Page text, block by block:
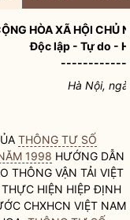
HÒA XÃ HỘI CHỦ
Độc lập - Tự do -
Hà Nội,
THÔNG TƯ SỐ
1998 HƯỚNG DẪN
THÔNG VẬN TẢI VIỆT
HIỆN HIỆP ĐỊNH
CHXHCN VIỆT NAM